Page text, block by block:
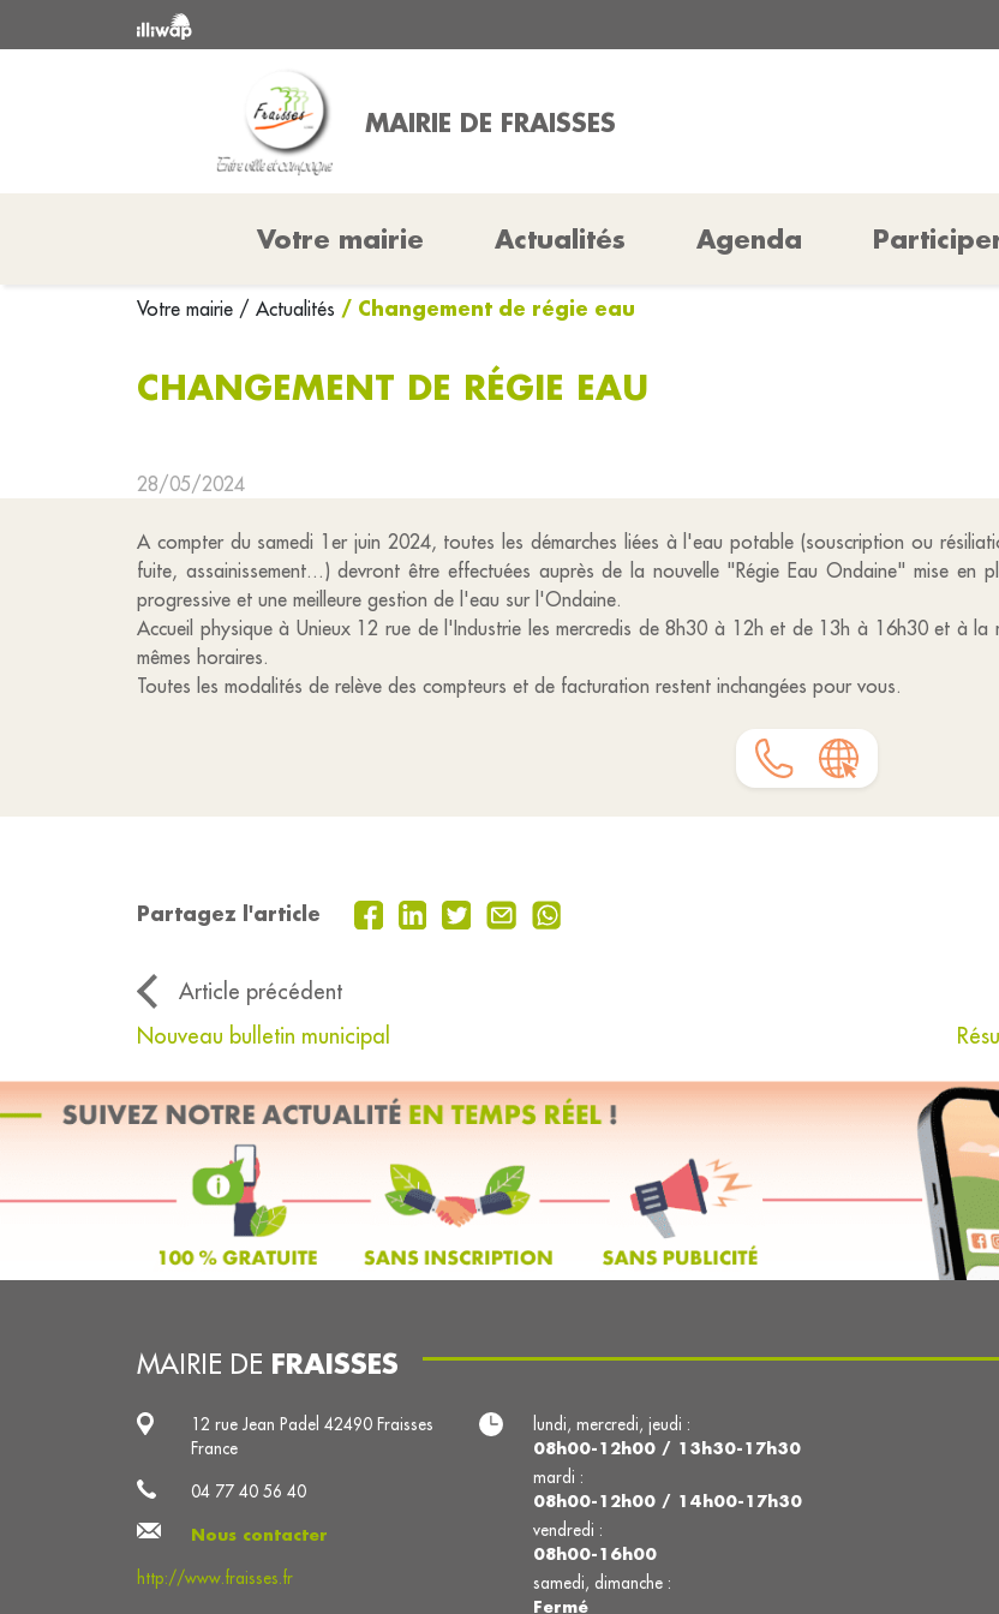
MAIRIE DE FRAISSES
Votre mairie Actualités Agenda
Votre mairie / Actualités / Changement de régie eau
CHANGEMENT DE RÉGIE EAU
28/05/2024
A compter du samedi 1er juin 2024, toutes les démarches liées à l'eau potable (souscription ou
fuite, assainissement...) devront être effectuées auprès de la nouvelle "Régie Eau Ondaine" mise en
progressive et une meilleure gestion de l'eau sur l'Ondaine.
Accueil physique à Unieux 12 rue de l'Industrie les mercredis de 8h30 à 12h et de 13h à 16h30 et à la
mêmes horaires.
Toutes les modalités de relève des compteurs et de facturation restent inchangées pour vous.
Partagez l'article
Article précédent
Nouveau bulletin municipal
MAIRIE DE FRAISSES
12 rue Jean Padel 42490 Fraisses
France
04 77 40 56 40
Nous contacter
http://www.fraisses.fr
lundi, mercredi, jeudi :
08h00-12h00 / 13h30-17h30
mardi :
08h00-12h00 / 14h00-17h30
vendredi :
08h00-16h00
samedi, dimanche :
Fermé